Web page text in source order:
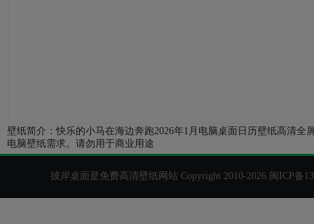
壁纸简介：快乐的小马在海边奔跑2026年1月电脑桌面日历壁纸高清全
电脑壁纸需求。请勿用于商业用途
彼岸桌面是免费高清壁纸网站 Copyright 2010-2026 闽ICP备